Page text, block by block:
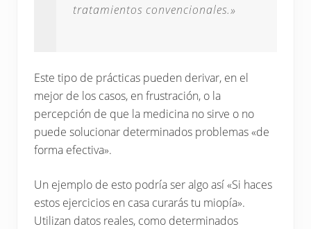
tratamientos convencionales.»
Este tipo de prácticas pueden derivar, en el
mejor de los casos, en frustración, o la
percepción de que la medicina no sirve o no
puede solucionar determinados problemas «de
forma efectiva».
Un ejemplo de esto podría ser algo así «Si haces
estos ejercicios en casa curarás tu miopía».
Utilizan datos reales, como determinados